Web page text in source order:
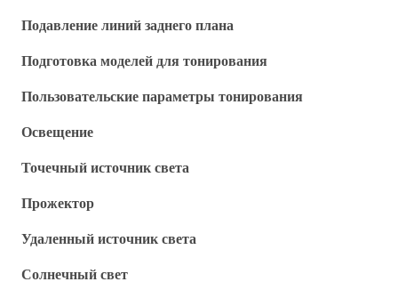
Подавление линий заднего плана
Подготовка моделей для тонирования
Пользовательские параметры тонирования
Освещение
Точечный источник света
Прожектор
Удаленный источник света
Солнечный свет